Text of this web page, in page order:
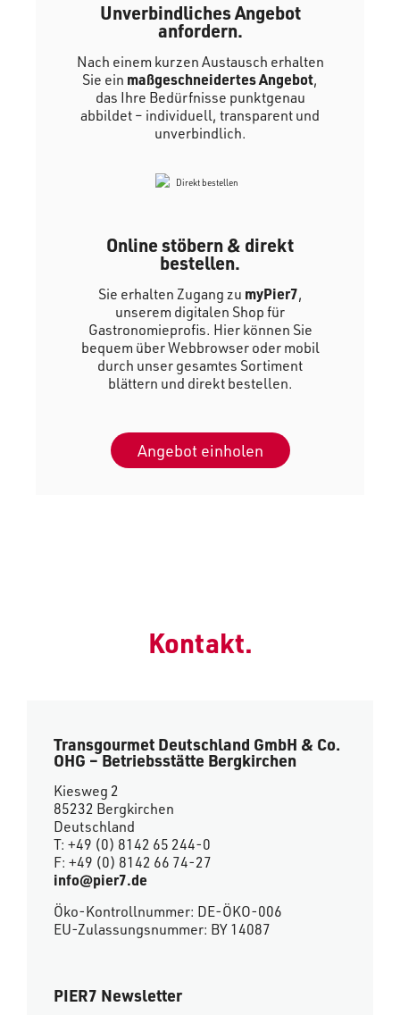
Unverbindliches Angebot
anfordern.
Nach einem kurzen Austausch erhalten
Sie ein maßgeschneidertes Angebot,
das Ihre Bedürfnisse punktgenau
abbildet – individuell, transparent und
unverbindlich.
Online stöbern & direkt
bestellen.
Sie erhalten Zugang zu myPier7,
unserem digitalen Shop für
Gastronomieprofis. Hier können Sie
bequem über Webbrowser oder mobil
durch unser gesamtes Sortiment
blättern und direkt bestellen.
Angebot einholen
Kontakt.
Transgourmet Deutschland GmbH & Co.
OHG – Betriebsstätte Bergkirchen
Kiesweg 2
85232 Bergkirchen
Deutschland
T: +49 (0) 8142 65 244-0
F: +49 (0) 8142 66 74-27
info@pier7.de
Öko-Kontrollnummer: DE-ÖKO-006
EU-Zulassungsnummer: BY 14087
PIER7 Newsletter